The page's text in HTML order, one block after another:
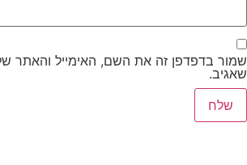
שמור בדפדפן זה את השם, האימייל והאתר
שאגיב.